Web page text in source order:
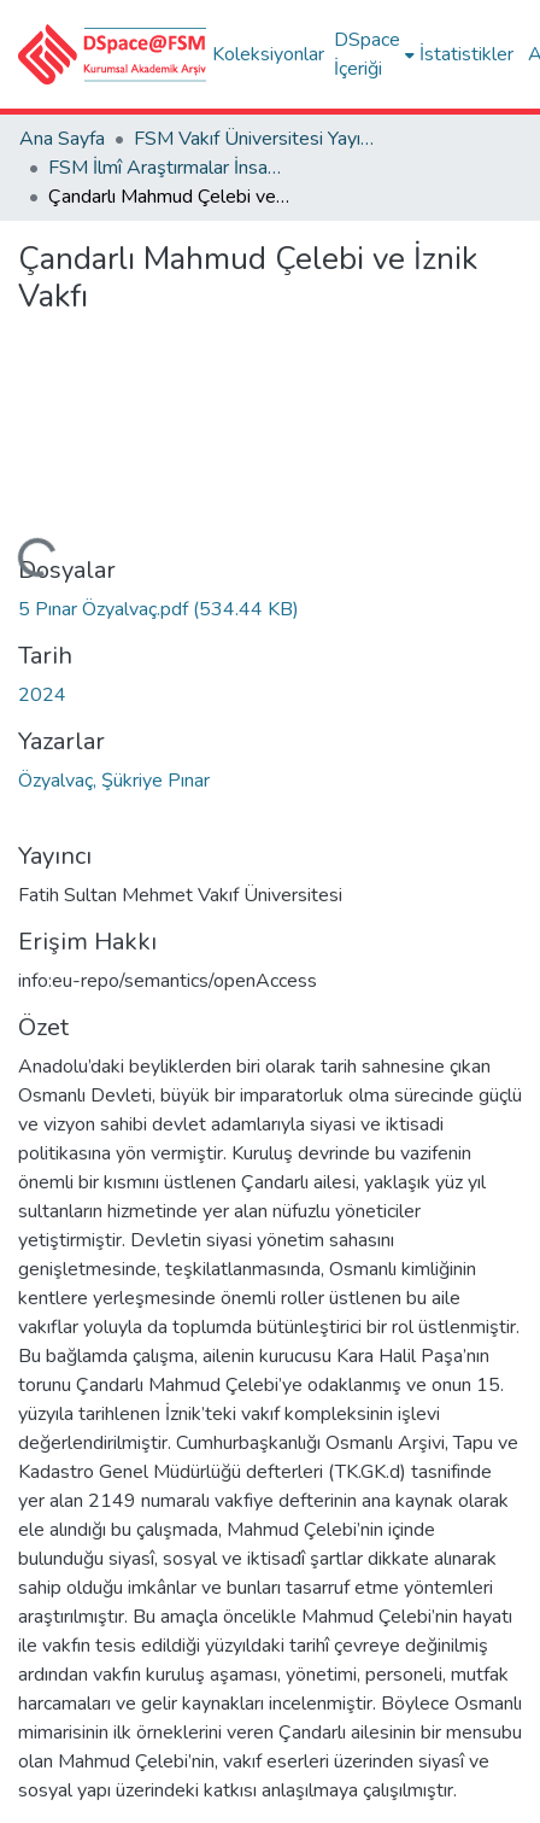
Koleksiyonlar
DSpace
İçeriği
İstatistikler
Ana Sayfa
FSM Vakıf Üniversitesi Yayınları / Publications of FSM Vakif University
FSM İlmî Araştırmalar İnsan ve Toplum Bilimleri Dergisi
Çandarlı Mahmud Çelebi ve İznik Vakfı
Çandarlı Mahmud Çelebi ve İznik
Vakfı
Dosyalar
5 Pınar Özyalvaç.pdf(534.44 KB)
Tarih
2024
Yazarlar
Özyalvaç, Şükriye Pınar
Yayıncı
Fatih Sultan Mehmet Vakıf Üniversitesi
Erişim Hakkı
info:eu-repo/semantics/openAccess
Özet
Anadolu’daki beyliklerden biri olarak tarih sahnesine çıkan
Osmanlı Devleti, büyük bir imparatorluk olma sürecinde güçlü
ve vizyon sahibi devlet adamlarıyla siyasi ve iktisadi
politikasına yön vermiştir. Kuruluş devrinde bu vazifenin
önemli bir kısmını üstlenen Çandarlı ailesi, yaklaşık yüz yıl
sultanların hizmetinde yer alan nüfuzlu yöneticiler
yetiştirmiştir. Devletin siyasi yönetim sahasını
genişletmesinde, teşkilatlanmasında, Osmanlı kimliğinin
kentlere yerleşmesinde önemli roller üstlenen bu aile
vakıflar yoluyla da toplumda bütünleştirici bir rol üstlenmiştir.
Bu bağlamda çalışma, ailenin kurucusu Kara Halil Paşa’nın
torunu Çandarlı Mahmud Çelebi’ye odaklanmış ve onun 15.
yüzyıla tarihlenen İznik’teki vakıf kompleksinin işlevi
değerlendirilmiştir. Cumhurbaşkanlığı Osmanlı Arşivi, Tapu ve
Kadastro Genel Müdürlüğü defterleri (TK.GK.d) tasnifinde
yer alan 2149 numaralı vakfiye defterinin ana kaynak olarak
ele alındığı bu çalışmada, Mahmud Çelebi’nin içinde
bulunduğu siyasî, sosyal ve iktisadî şartlar dikkate alınarak
sahip olduğu imkânlar ve bunları tasarruf etme yöntemleri
araştırılmıştır. Bu amaçla öncelikle Mahmud Çelebi’nin hayatı
ile vakfın tesis edildiği yüzyıldaki tarihî çevreye değinilmiş
ardından vakfın kuruluş aşaması, yönetimi, personeli, mutfak
harcamaları ve gelir kaynakları incelenmiştir. Böylece Osmanlı
mimarisinin ilk örneklerini veren Çandarlı ailesinin bir mensubu
olan Mahmud Çelebi’nin, vakıf eserleri üzerinden siyasî ve
sosyal yapı üzerindeki katkısı anlaşılmaya çalışılmıştır.